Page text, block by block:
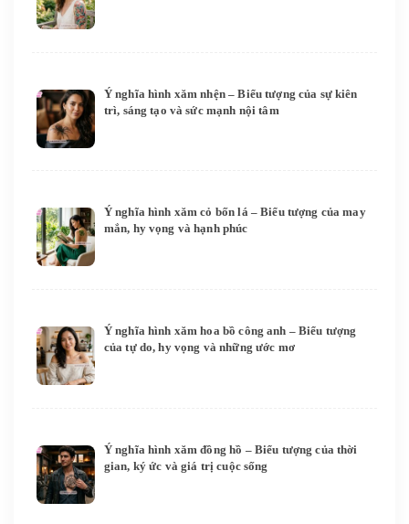
Ý nghĩa hình xăm nhện – Biểu tượng của sự kiên
trì, sáng tạo và sức mạnh nội tâm
Ý nghĩa hình xăm cỏ bốn lá – Biểu tượng của may
mắn, hy vọng và hạnh phúc
Ý nghĩa hình xăm hoa bồ công anh – Biểu tượng
của tự do, hy vọng và những ước mơ
Ý nghĩa hình xăm đồng hồ – Biểu tượng của thời
gian, ký ức và giá trị cuộc sống